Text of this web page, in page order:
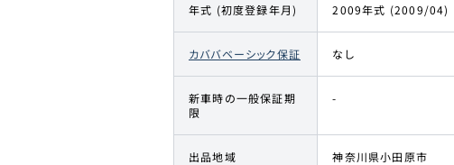
年式 (初度登録年月) 2009年式 (2009/04)
カババベーシック保証 なし
新車時の一般保証期
限
-
出品地域 神奈川県小田原市